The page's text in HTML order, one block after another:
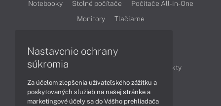
Notebooky Stolné počítače
Počítače All-in-One
Monitory
Tlačiarne
Články
Obchodné informácie
Produkty
Technológie
Videá
Nastavenie ochrany
súkromia
Za účelom zlepšenia užívateľského zážitku a
poskytovaných služieb na našej stránke a
marketingové účely sa do Vášho prehliadača